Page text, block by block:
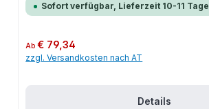
Sofort verfügbar, Lieferzeit 10-11 Tage
Regulärer Preis:
Ab€ 79,34
zzgl. Versandkosten nach AT
Details